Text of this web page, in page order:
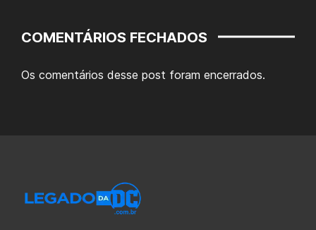
COMENTÁRIOS FECHADOS
Os comentários desse post foram encerrados.